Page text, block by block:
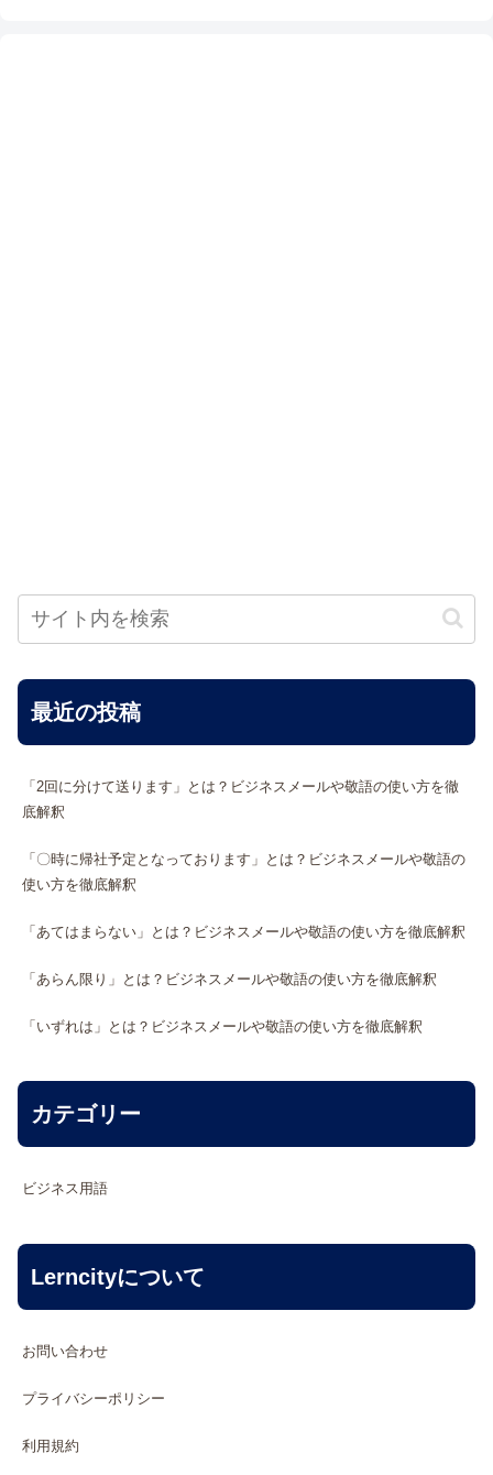
最近の投稿
「2回に分けて送ります」とは？ビジネスメールや敬語の使い方を徹
底解釈
「〇時に帰社予定となっております」とは？ビジネスメールや敬語の
使い方を徹底解釈
「あてはまらない」とは？ビジネスメールや敬語の使い方を徹底解釈
「あらん限り」とは？ビジネスメールや敬語の使い方を徹底解釈
「いずれは」とは？ビジネスメールや敬語の使い方を徹底解釈
カテゴリー
ビジネス用語
Lerncityについて
お問い合わせ
プライバシーポリシー
利用規約